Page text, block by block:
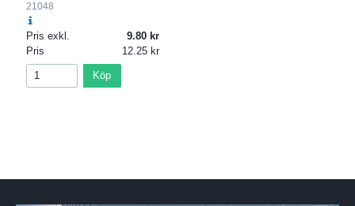
21048
Pris exkl.
9.80
Pris
12.25
Köp